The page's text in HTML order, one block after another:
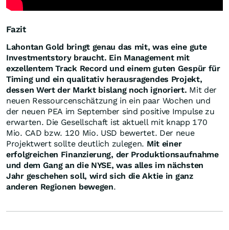
Fazit
Lahontan Gold bringt genau das mit, was eine gute
Investmentstory braucht. Ein Management mit
exzellentem Track Record und einem guten Gespür für
Timing und ein qualitativ herausragendes Projekt,
dessen Wert der Markt bislang noch ignoriert. Mit der
neuen Ressourcenschätzung in ein paar Wochen und
der neuen PEA im September sind positive Impulse zu
erwarten. Die Gesellschaft ist aktuell mit knapp 170
Mio. CAD bzw. 120 Mio. USD bewertet. Der neue
Projektwert sollte deutlich zulegen. Mit einer
erfolgreichen Finanzierung, der Produktionsaufnahme
und dem Gang an die NYSE, was alles im nächsten
Jahr geschehen soll, wird sich die Aktie in ganz
anderen Regionen bewegen.